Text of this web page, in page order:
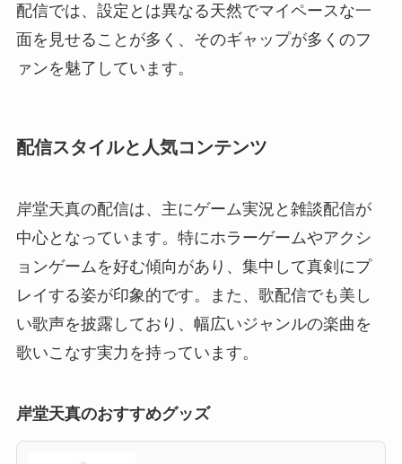
配信では、設定とは異なる天然でマイペースな一
面を見せることが多く、そのギャップが多くのフ
ァンを魅了しています。
配信スタイルと人気コンテンツ
岸堂天真の配信は、主にゲーム実況と雑談配信が
中心となっています。特にホラーゲームやアクシ
ョンゲームを好む傾向があり、集中して真剣にプ
レイする姿が印象的です。また、歌配信でも美し
い歌声を披露しており、幅広いジャンルの楽曲を
歌いこなす実力を持っています。
岸堂天真のおすすめグッズ